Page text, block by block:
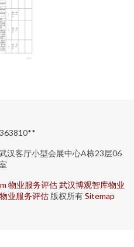
汉客厅小型会展中心A栋23层06
物业服务评估 武汉博观智库物业
物业服务评估 版权所有Sitemap